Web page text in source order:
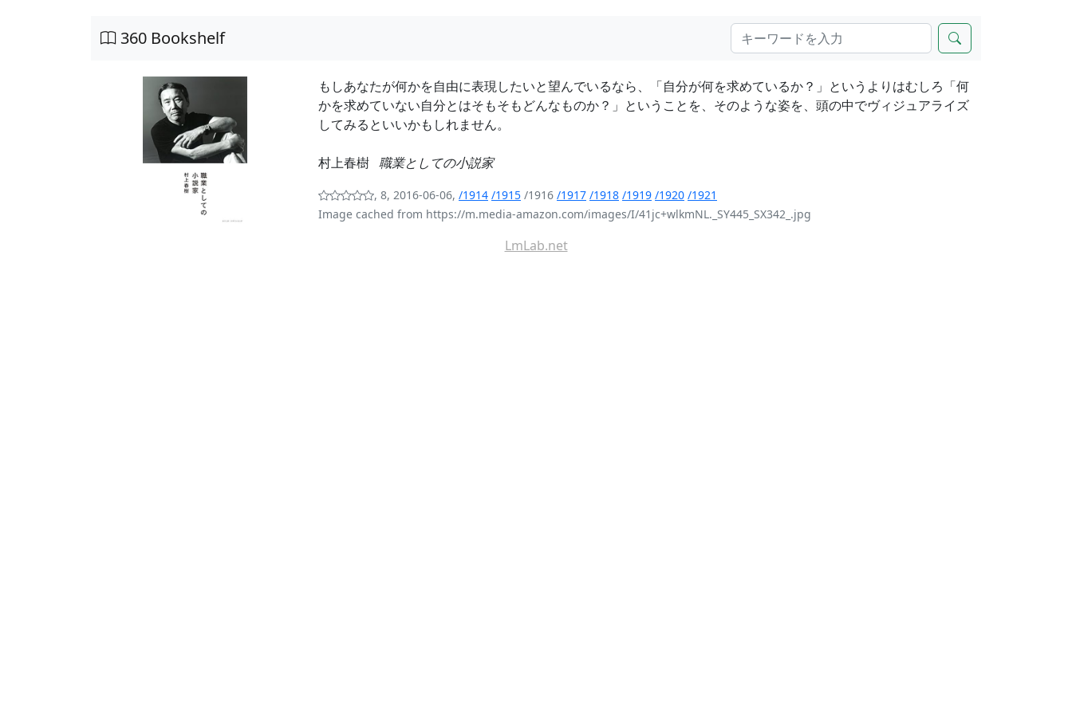
360 Bookshelf
もしあなたが何かを自由に表現したいと望んでいるなら、「自分が何を求めているか？」というよりはむしろ「何
かを求めていない自分とはそもそもどんなものか？」ということを、そのような姿を、頭の中でヴィジュアライズ
してみるといいかもしれません。
村上春樹 職業としての小説家
, 8, 2016-06-06, /1914 /1915 /1916 /1917 /1918 /1919 /1920 /1921
Image cached from https://m.media-amazon.com/images/I/41jc+wlkmNL._SY445_SX342_.jpg
LmLab.net